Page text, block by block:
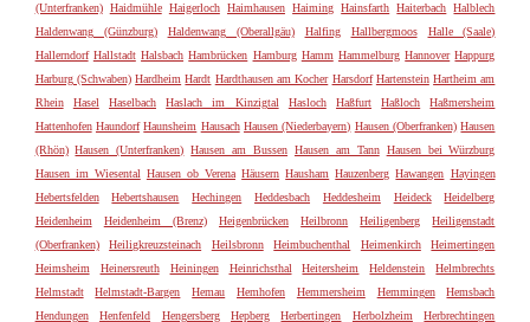
(Unterfranken) Haidmühle Haigerloch Haimhausen Haiming Hainsfarth Haiterbach Halblech
Haldenwang (Günzburg)
Haldenwang (Oberallgäu) Halfing Hallbergmoos
Halle (Saale)
Hallerndorf Hallstadt Halsbach Hambrücken Hamburg Hamm Hammelburg Hannover Happurg
Harburg (Schwaben) Hardheim Hardt Hardthausen am Kocher Harsdorf Hartenstein Hartheim am
Rhein
Hasel Haselbach Haslach im Kinzigtal Hasloch Haßfurt Haßloch
Haßmersheim
Hattenhofen Haundorf Haunsheim Hausach Hausen (Niederbayern) Hausen (Oberfranken) Hausen
(Rhön) Hausen (Unterfranken) Hausen am Bussen Hausen am Tann Hausen bei Würzburg
Hausen im Wiesental Hausen ob Verena Häusern Hausham Hauzenberg Hawangen Hayingen
Hebertsfelden
Hebertshausen Hechingen Heddesbach Heddesheim Heideck
Heidelberg
Heidenheim
Heidenheim (Brenz) Heigenbrücken Heilbronn Heiligenberg
Heiligenstadt
(Oberfranken)
Heiligkreuzsteinach Heilsbronn Heimbuchenthal Heimenkirch
Heimertingen
Heimsheim
Heinersreuth Heiningen Heinrichsthal Heitersheim Heldenstein
Helmbrechts
Helmstadt
Helmstadt-Bargen Hemau Hemhofen Hemmersheim Hemmingen
Hemsbach
Hendungen
Henfenfeld Hengersberg Hepberg Herbertingen Herbolzheim
Herbrechtingen